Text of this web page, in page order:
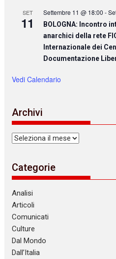
SET
11
Settembre 11 @ 18:00 -
BOLOGNA: Incontro
anarchici della rete
Internazionale dei
Documentazione
Vedi Calendario
Archivi
Archivi
Categorie
Analisi
Articoli
Comunicati
Culture
Dal Mondo
Dall’Italia